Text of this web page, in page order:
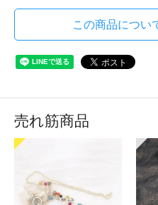
この商品につい
売れ筋商品